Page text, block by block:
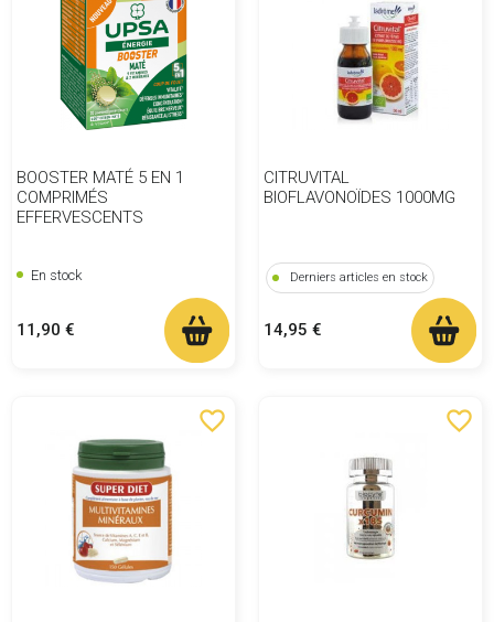
BOOSTER MATÉ 5 EN 1
COMPRIMÉS
EFFERVESCENTS
En stock
Prix
11,90 €
CITRUVITAL
BIOFLAVONOÏDES 1000MG
Derniers articles en stock
Prix
14,95 €
favorite_border favorite_border